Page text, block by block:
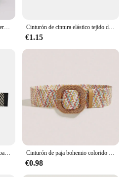
Cinturón de paja de ratán tejido verde para mujer, hebilla de aleación, Cinturón trenzado para vestido Cinturón de cintura elástico tejido de paja Vintage para mujer, Cinturón trenzado de vestido Delgado bohemio, Correa trenzada de hebilla de madera redonda de moda
€1.15
€0.98